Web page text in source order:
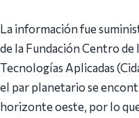
La información fue
de la Fundación Centro
Tecnologías Aplicadas
el par planetario se
horizonte oeste, por lo